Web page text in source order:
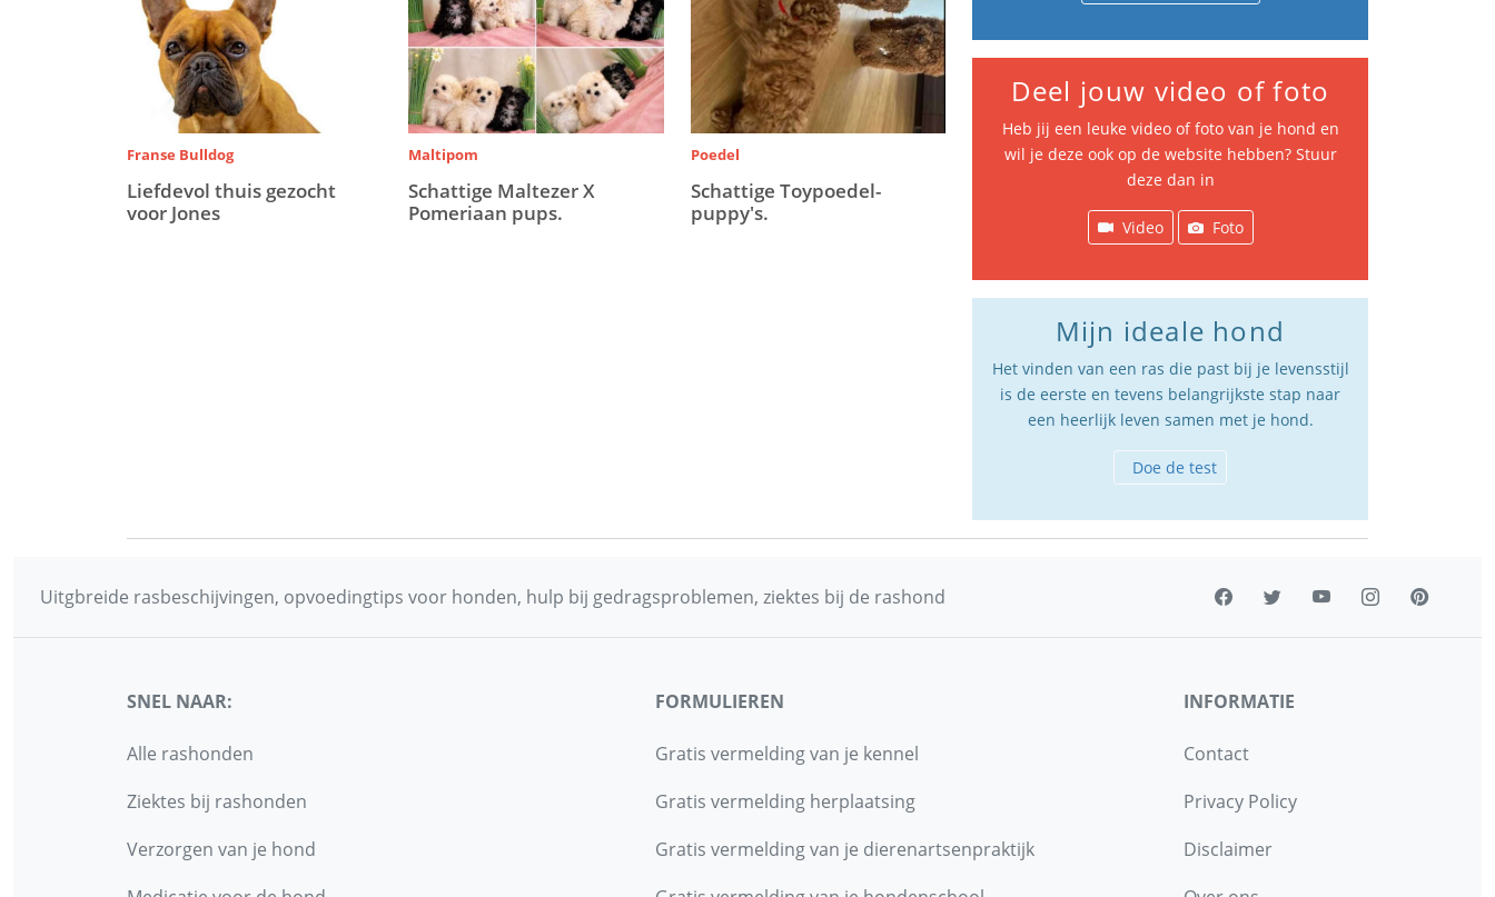
Franse Bulldog
Liefdevol thuis gezocht
voor Jones
Maltipom
Schattige Maltezer X
Pomeriaan pups.
Poedel
Schattige Toypoedel-
puppy's.
Deel jouw video of foto
Heb jij een leuke video of foto van je hond en
wil je deze ook op de website hebben? Stuur
deze dan in
Video Foto
Mijn ideale hond
Het vinden van een ras die past bij je levensstijl
is de eerste en tevens belangrijkste stap naar
een heerlijk leven samen met je hond.
Doe de test
Uitgbreide rasbeschijvingen, opvoedingtips voor honden, hulp bij gedragsproblemen, ziektes bij de rashond
SNEL NAAR:
Alle rashonden
Ziektes bij rashonden
Verzorgen van je hond
FORMULIEREN
Gratis vermelding van je kennel
Gratis vermelding herplaatsing
Gratis vermelding van je dierenartsenpraktijk
INFORMATIE
Contact
Privacy Policy
Disclaimer